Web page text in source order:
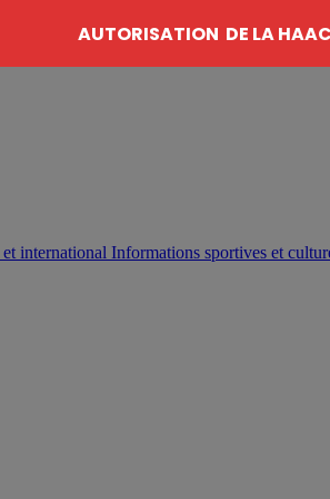
Informations sportives et
AUTORISATION DE LA